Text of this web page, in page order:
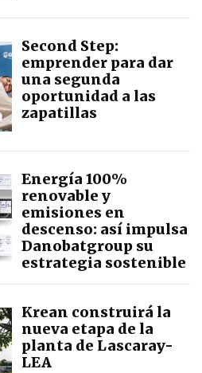
Second Step:
emprender para dar
una segunda
oportunidad a las
zapatillas
Energía 100%
renovable y
emisiones en
descenso: así impulsa
Danobatgroup su
estrategia sostenible
Krean construirá la
nueva etapa de la
planta de Lascaray-
LEA